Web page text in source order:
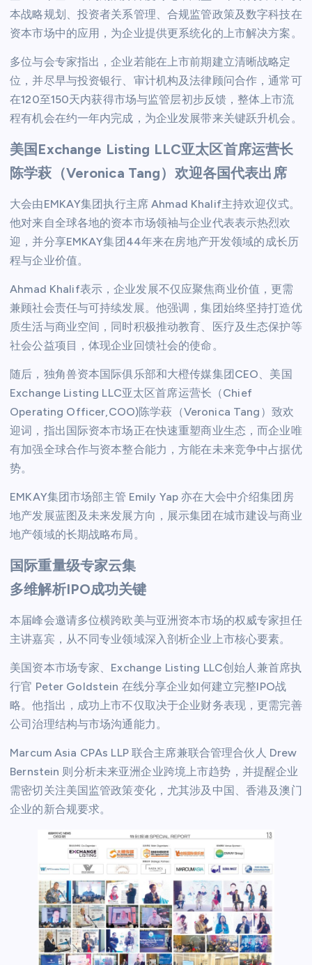
本战略规划、投资者关系管理、合规监管政策及数字科技在
资本市场中的应用，为企业提供更系统化的上市解决方案。
多位与会专家指出，企业若能在上市前期建立清晰战略定
位，并尽早与投资银行、审计机构及法律顾问合作，通常可
在120至150天内获得市场与监管层初步反馈，整体上市流
程有机会在约一年内完成，为企业发展带来关键跃升机会。
美国Exchange Listing LLC亚太区首席运营长
陈学萩（Veronica Tang）欢迎各国代表出席
大会由EMKAY集团执行主席 Ahmad Khalif主持欢迎仪式。
他对来自全球各地的资本市场领袖与企业代表表示热烈欢
迎，并分享EMKAY集团44年来在房地产开发领域的成长历
程与企业价值。
Ahmad Khalif表示，企业发展不仅应聚焦商业价值，更需
兼顾社会责任与可持续发展。他强调，集团始终坚持打造优
质生活与商业空间，同时积极推动教育、医疗及生态保护等
社会公益项目，体现企业回馈社会的使命。
随后，独角兽资本国际俱乐部和大橙传媒集团CEO、美国
Exchange Listing LLC亚太区首席运营长（Chief
Operating Officer,COO)陈学萩（Veronica Tang）致欢
迎词，指出国际资本市场正在快速重塑商业生态，而企业唯
有加强全球合作与资本整合能力，方能在未来竞争中占据优
势。
EMKAY集团市场部主管 Emily Yap 亦在大会中介绍集团房
地产发展蓝图及未来发展方向，展示集团在城市建设与商业
地产领域的长期战略布局。
国际重量级专家云集
多维解析IPO成功关键
本届峰会邀请多位横跨欧美与亚洲资本市场的权威专家担任
主讲嘉宾，从不同专业领域深入剖析企业上市核心要素。
美国资本市场专家、Exchange Listing LLC创始人兼首席执
行官 Peter Goldstein 在线分享企业如何建立完整IPO战
略。他指出，成功上市不仅取决于企业财务表现，更需完善
公司治理结构与市场沟通能力。
Marcum Asia CPAs LLP 联合主席兼联合管理合伙人 Drew
Bernstein 则分析未来亚洲企业跨境上市趋势，并提醒企业
需密切关注美国监管政策变化，尤其涉及中国、香港及澳门
企业的新合规要求。